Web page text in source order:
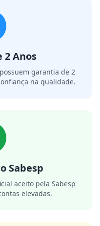
2 Anos
garantia de 2
na qualidade.
Sabesp
aceito pela Sabesp
elevadas.